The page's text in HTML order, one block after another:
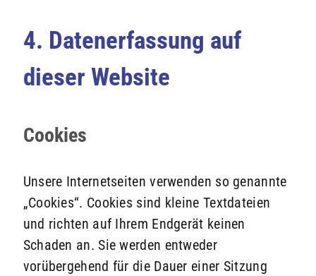
4. Datenerfassung auf
dieser Website
Cookies
Unsere Internetseiten verwenden so genannte
„Cookies“. Cookies sind kleine Textdateien
und richten auf Ihrem Endgerät keinen
Schaden an. Sie werden entweder
vorübergehend für die Dauer einer Sitzung